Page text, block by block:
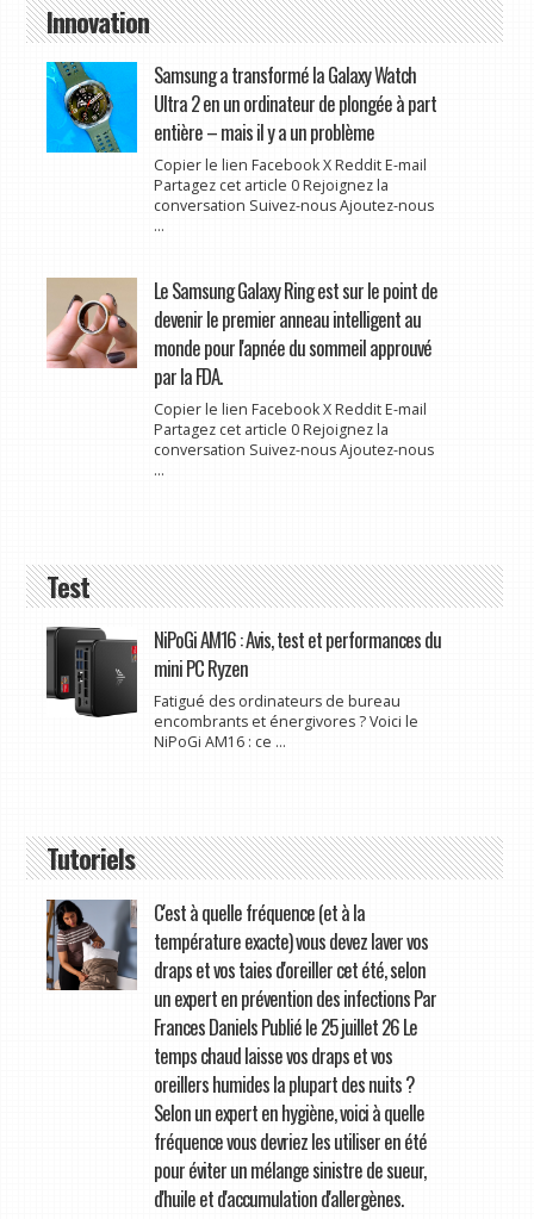
Innovation
Samsung a transformé la Galaxy Watch
Ultra 2 en un ordinateur de plongée à part
entière – mais il y a un problème
Copier le lien Facebook X Reddit E-mail
Partagez cet article 0 Rejoignez la
conversation Suivez-nous Ajoutez-nous
...
Le Samsung Galaxy Ring est sur le point de
devenir le premier anneau intelligent au
monde pour l'apnée du sommeil approuvé
par la FDA.
Copier le lien Facebook X Reddit E-mail
Partagez cet article 0 Rejoignez la
conversation Suivez-nous Ajoutez-nous
...
Test
NiPoGi AM16 : Avis, test et performances du
mini PC Ryzen
Fatigué des ordinateurs de bureau
encombrants et énergivores ? Voici le
NiPoGi AM16 : ce ...
Tutoriels
C'est à quelle fréquence (et à la
température exacte) vous devez laver vos
draps et vos taies d'oreiller cet été, selon
un expert en prévention des infections Par
Frances Daniels Publié le 25 juillet 26 Le
temps chaud laisse vos draps et vos
oreillers humides la plupart des nuits ?
Selon un expert en hygiène, voici à quelle
fréquence vous devriez les utiliser en été
pour éviter un mélange sinistre de sueur,
d'huile et d'accumulation d'allergènes.